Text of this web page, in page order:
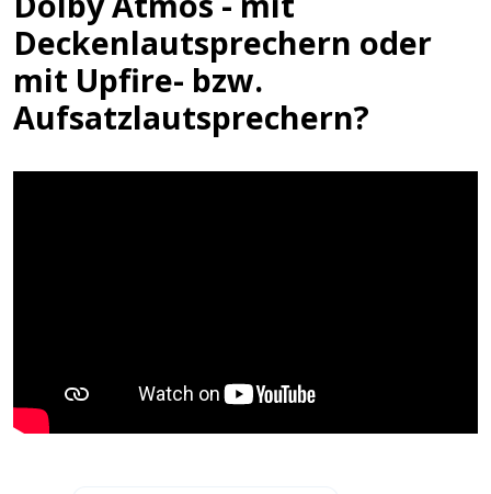
Deckenlautsprechern oder
mit Upfire- bzw.
Aufsatzlautsprechern?